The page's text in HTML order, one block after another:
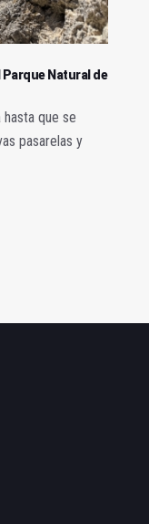
Parque Natural de
hasta que se
pasarelas y